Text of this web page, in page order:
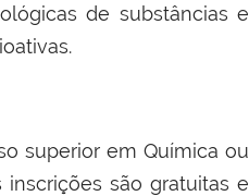
de substâncias e
superior em Química ou
são gratuitas e